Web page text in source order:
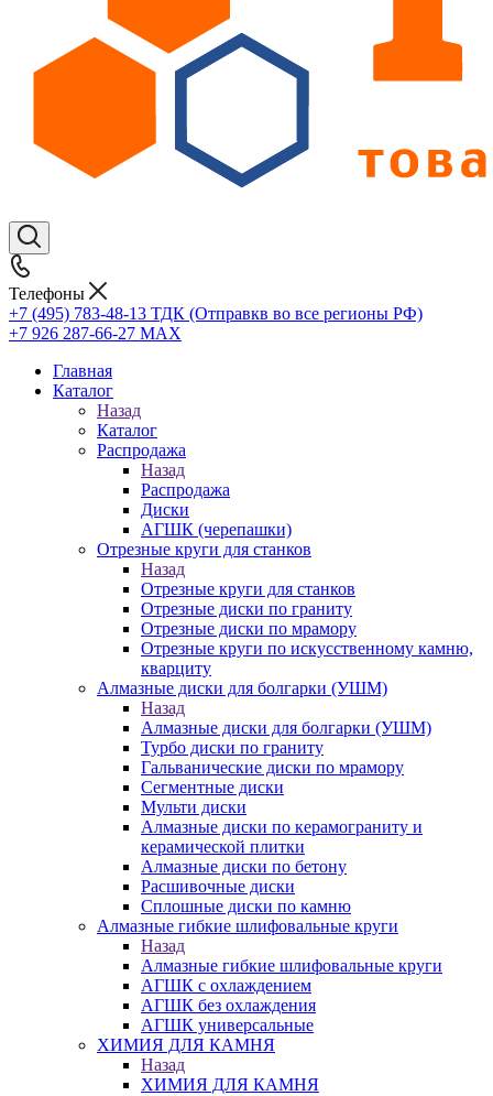
Телефоны
+7 (495) 783-48-13 ТДК (Отправкв во все регионы РФ)
+7 926 287-66-27 МАХ
Главная
Каталог
Назад
Каталог
Распродажа
Назад
Распродажа
Диски
АГШК (черепашки)
Отрезные круги для станков
Назад
Отрезные круги для станков
Отрезные диски по граниту
Отрезные диски по мрамору
Отрезные круги по искусственному камню,
кварциту
Алмазные диски для болгарки (УШМ)
Назад
Алмазные диски для болгарки (УШМ)
Турбо диски по граниту
Гальванические диски по мрамору
Сегментные диски
Мульти диски
Алмазные диски по керамограниту и
керамической плитки
Алмазные диски по бетону
Расшивочные диски
Сплошные диски по камню
Алмазные гибкие шлифовальные круги
Назад
Алмазные гибкие шлифовальные круги
АГШК с охлаждением
АГШК без охлаждения
АГШК универсальные
ХИМИЯ ДЛЯ КАМНЯ
Назад
ХИМИЯ ДЛЯ КАМНЯ